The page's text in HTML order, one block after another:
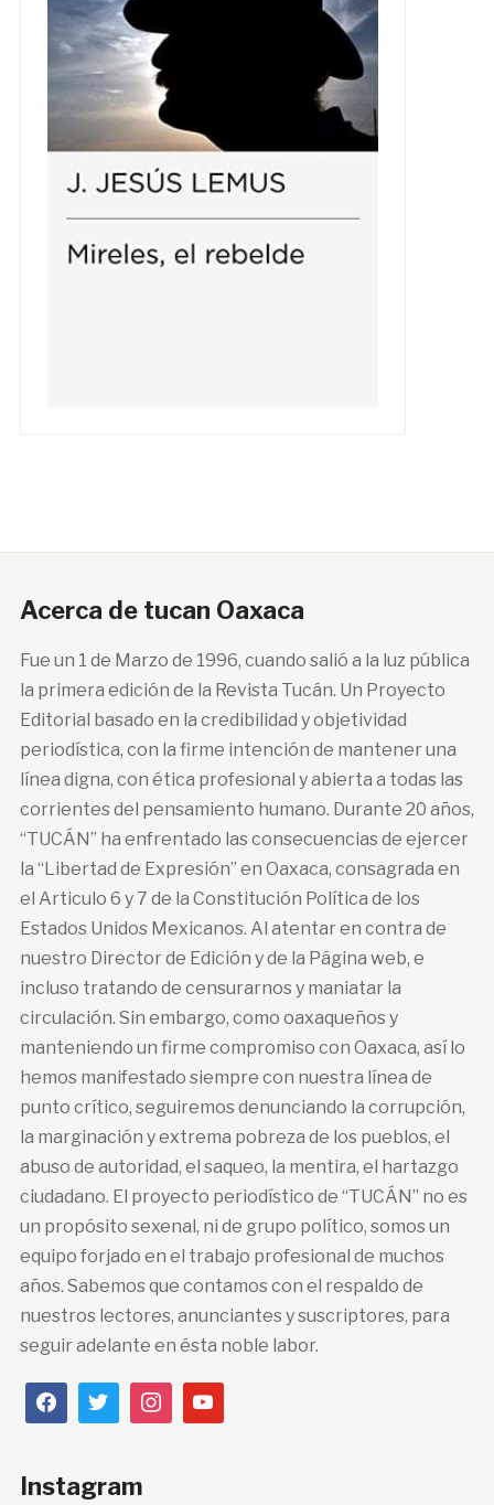
Acerca de tucan Oaxaca
Fue un 1 de Marzo de 1996, cuando salió a la luz pública
la primera edición de la Revista Tucán. Un Proyecto
Editorial basado en la credibilidad y objetividad
periodística, con la firme intención de mantener una
línea digna, con ética profesional y abierta a todas las
corrientes del pensamiento humano. Durante 20 años,
“TUCÁN” ha enfrentado las consecuencias de ejercer
la “Libertad de Expresión” en Oaxaca, consagrada en
el Articulo 6 y 7 de la Constitución Política de los
Estados Unidos Mexicanos. Al atentar en contra de
nuestro Director de Edición y de la Página web, e
incluso tratando de censurarnos y maniatar la
circulación. Sin embargo, como oaxaqueños y
manteniendo un firme compromiso con Oaxaca, así lo
hemos manifestado siempre con nuestra línea de
punto crítico, seguiremos denunciando la corrupción,
la marginación y extrema pobreza de los pueblos, el
abuso de autoridad, el saqueo, la mentira, el hartazgo
ciudadano. El proyecto periodístico de “TUCÁN” no es
un propósito sexenal, ni de grupo político, somos un
equipo forjado en el trabajo profesional de muchos
años. Sabemos que contamos con el respaldo de
nuestros lectores, anunciantes y suscriptores, para
seguir adelante en ésta noble labor.
Instagram